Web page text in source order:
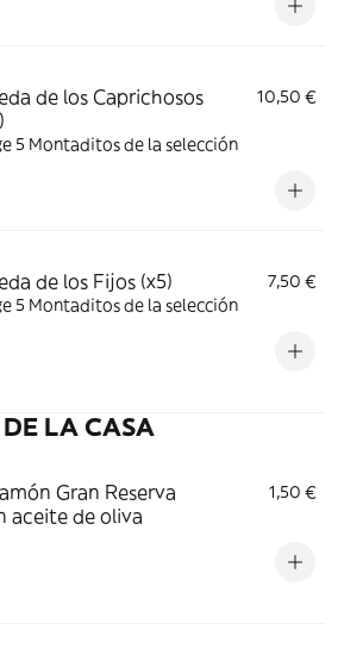
de los Caprichosos
10,50 €
5 Montaditos de la selección
de los Fijos (x5)
7,50 €
5 Montaditos de la selección
LA CASA
Gran Reserva
aceite de oliva
1,50 €